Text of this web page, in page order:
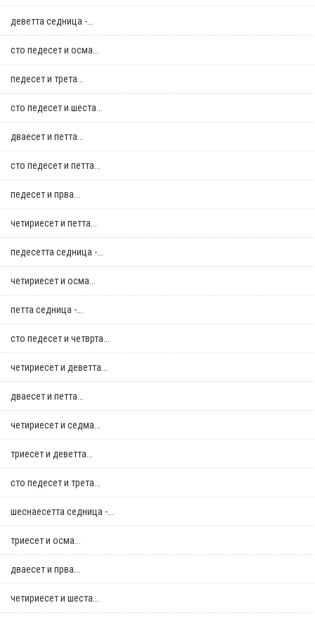
деветта седница -...
сто педесет и осма...
педесет и трета...
сто педесет и шеста...
дваесет и петта...
сто педесет и петта...
педесет и прва...
четириесет и петта...
педесетта седница -...
четириесет и осма...
петта седница -...
сто педесет и четврта...
четириесет и деветта...
дваесет и петта...
четириесет и седма...
триесет и деветта...
сто педесет и трета...
шеснаесетта седница -...
триесет и осма...
дваесет и прва...
четириесет и шеста...